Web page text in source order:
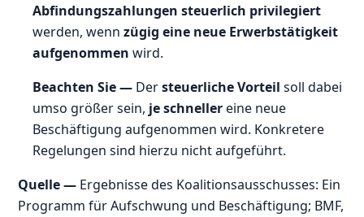
Abfindungszahlungen steuerlich privilegiert
werden, wennzügig eine neue Erwerbstätigkeit
aufgenommen wird.
Beachten Sie — Dersteuerliche Vorteilsoll dabei
umso größer sein, je schnellereine neue
Beschäftigung aufgenommen wird. Konkretere
Regelungen sind hierzu nicht aufgeführt.
Quelle— Ergebnisse des Koalitionsausschusses: Ein
Programm für Aufschwung und Beschäftigung; BMF,